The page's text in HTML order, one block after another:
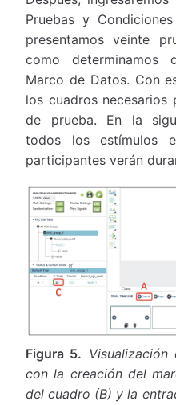
Pruebas y
presentamos veinte
como determinamos
Marco de Datos. Con
los cuadros necesarios
de prueba. En la
todos los estímulos
participantes verán
Figura 5.
con la creación del
del cuadro (B) y la